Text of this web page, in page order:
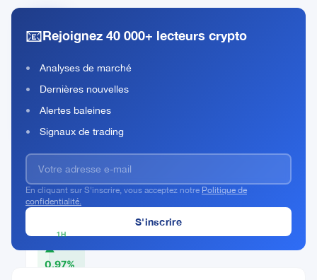
Gas
GAS
#295
ACTUEL
$1.08
1H
▲
0.97%
📧Rejoignez 40 000+ lecteurs crypto
Analyses de marché
Dernières nouvelles
Alertes baleines
Signaux de trading
En cliquant sur S'inscrire, vous acceptez notre Politique de
confidentialité.